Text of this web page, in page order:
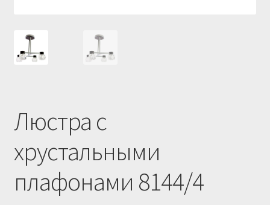
Оформление заказа
Люстра с
хрустальными
плафонами 8144/4